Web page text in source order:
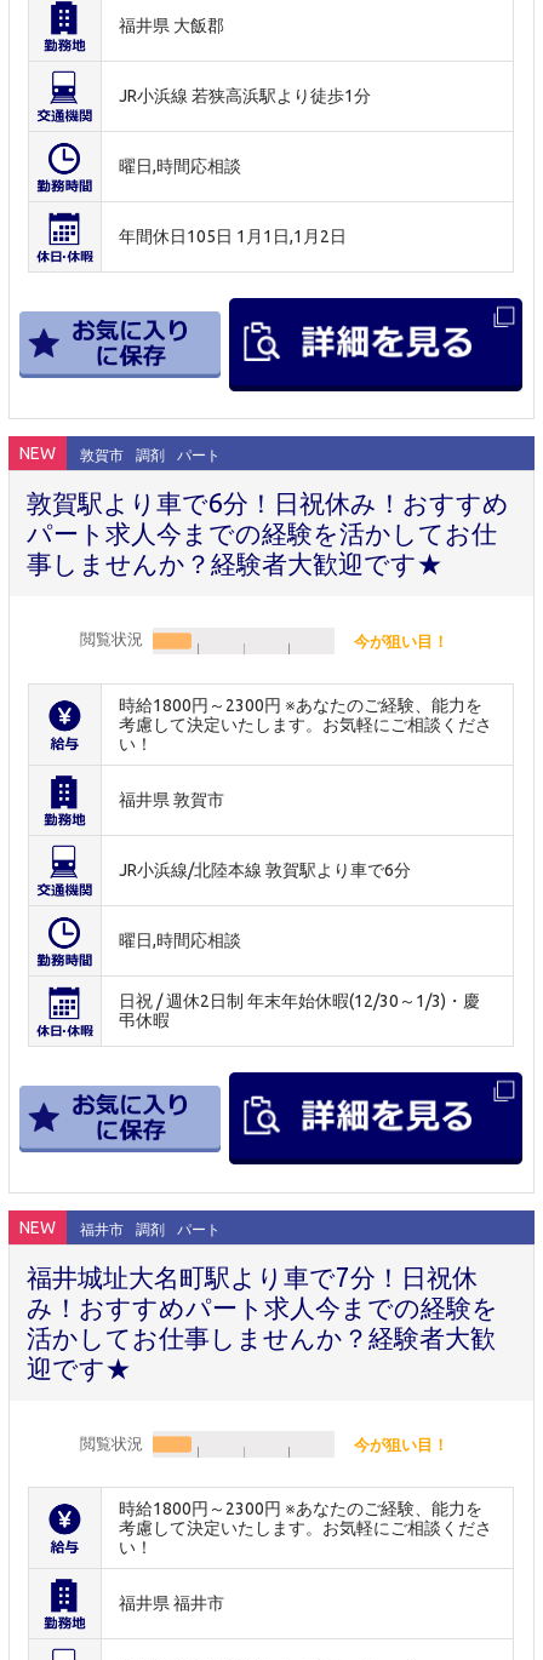
福井県 大飯郡
JR小浜線 若狭高浜駅より徒歩1分
曜日,時間応相談
年間休日105日 1月1日,1月2日
NEW 敦賀市 調剤 パート
敦賀駅より車で6分！日祝休み！おすすめ
パート求人今までの経験を活かしてお仕
事しませんか？経験者大歓迎です★
閲覧状況 今が狙い目！
時給1800円～2300円 ※あなたのご経験、能力を
考慮して決定いたします。お気軽にご相談くださ
い！
福井県 敦賀市
JR小浜線/北陸本線 敦賀駅より車で6分
曜日,時間応相談
日祝 / 週休2日制 年末年始休暇(12/30～1/3)・慶
弔休暇
NEW 福井市 調剤 パート
福井城址大名町駅より車で7分！日祝休
み！おすすめパート求人今までの経験を
活かしてお仕事しませんか？経験者大歓
迎です★
閲覧状況 今が狙い目！
時給1800円～2300円 ※あなたのご経験、能力を
考慮して決定いたします。お気軽にご相談くださ
い！
福井県 福井市